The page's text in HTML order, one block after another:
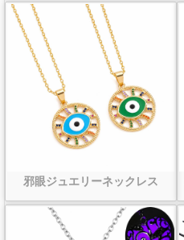
邪眼ジュエリーネックレス